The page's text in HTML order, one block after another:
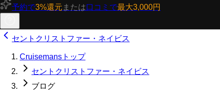
予約で3%還元 または口コミで最大3,000円
セントクリストファー・ネイビス
Cruisemansトップ
セントクリストファー・ネイビス
ブログ